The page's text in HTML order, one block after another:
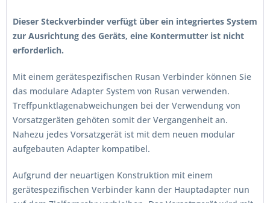
Dieser Steckverbinder verfügt über ein integriertes System
zur Ausrichtung des Geräts, eine Kontermutter ist nicht
erforderlich.
Mit einem gerätespezifischen Rusan Verbinder können Sie
das modulare Adapter System von Rusan verwenden.
Treffpunktlagenabweichungen bei der Verwendung von
Vorsatzgeräten gehöten somit der Vergangenheit an.
Nahezu jedes Vorsatzgerät ist mit dem neuen modular
aufgebauten Adapter kompatibel.
Aufgrund der neuartigen Konstruktion mit einem
gerätespezifischen Verbinder kann der Hauptadapter nun